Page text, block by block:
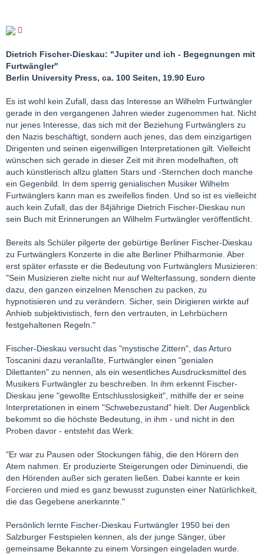
Dietrich Fischer-Dieskau: "Jupiter und ich - Begegnungen mit
Furtwängler"
Berlin University Press, ca. 100 Seiten, 19.90 Euro
Es ist wohl kein Zufall, dass das Interesse an Wilhelm Furtwängler
gerade in den vergangenen Jahren wieder zugenommen hat. Nicht
nur jenes Interesse, das sich mit der Beziehung Furtwänglers zu
den Nazis beschäftigt, sondern auch jenes, das dem einzigartigen
Dirigenten und seinen eigenwilligen Interpretationen gilt. Vielleicht
wünschen sich gerade in dieser Zeit mit ihren modelhaften, oft
auch künstlerisch allzu glatten Stars und -Sternchen doch manche
ein Gegenbild. In dem sperrig genialischen Musiker Wilhelm
Furtwänglers kann man es zweifellos finden. Und so ist es vielleicht
auch kein Zufall, das der 84jährige Dietrich Fischer-Dieskau nun
sein Buch mit Erinnerungen an Wilhelm Furtwängler veröffentlicht.
Bereits als Schüler pilgerte der gebürtige Berliner Fischer-Dieskau
zu Furtwänglers Konzerte in die alte Berliner Philharmonie. Aber
erst später erfasste er die Bedeutung von Furtwänglers Musizieren:
"Sein Musizieren zielte nicht nur auf Welterfassung, sondern diente
dazu, den ganzen einzelnen Menschen zu packen, zu
hypnotisieren und zu verändern. Sicher, sein Dirigieren wirkte auf
Anhieb subjektivistisch, fern den vertrauten, in Lehrbüchern
festgehaltenen Regeln."
Fischer-Dieskau versucht das "mystische Zittern", das Arturo
Toscanini dazu veranlaßte, Furtwängler einen "genialen
Dilettanten" zu nennen, als ein wesentliches Ausdrucksmittel des
Musikers Furtwängler zu beschreiben. In ihm erkennt Fischer-
Dieskau jene "gewollte Entschlusslosigkeit", mithilfe der er seine
Interpretationen in einem "Schwebezustand" hielt. Der Augenblick
bekommt so die höchste Bedeutung, in ihm - und nicht in den
Proben davor - entsteht das Werk.
"Er war zu Pausen oder Stockungen fähig, die den Hörern den
Atem nahmen. Er produzierte Steigerungen oder Diminuendi, die
den Hörenden außer sich geraten ließen. Dabei kannte er kein
Forcieren und mied es ganz bewusst zugunsten einer Natürlichkeit,
die das Gegebene anerkannte."
Persönlich lernte Fischer-Dieskau Furtwängler 1950 bei den
Salzburger Festspielen kennen, als der junge Sänger, über
gemeinsame Bekannte zu einem Vorsingen eingeladen wurde.